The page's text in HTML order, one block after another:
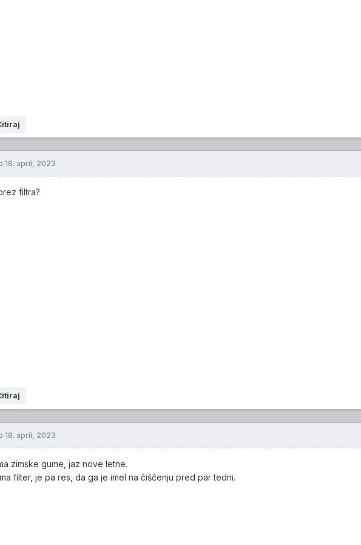
18. april, 2023
filtra?
18. april, 2023
zimske gume, jaz nove letne.
filter, je pa res, da ga je imel na čiščenju pred par tedni.